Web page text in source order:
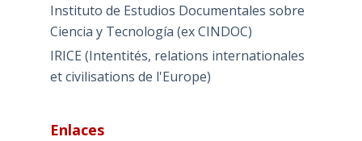
Instituto de Estudios Documentales sobre
Ciencia y Tecnología (ex CINDOC)
IRICE (Intentités, relations internationales
et civilisations de l'Europe)
Enlaces